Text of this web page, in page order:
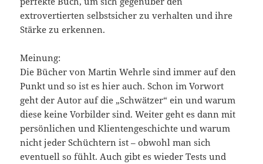
extrovertierten selbstsicher zu verhalten und ihre
Stärke zu erkennen.
Meinung:
Die Bücher von Martin Wehrle sind immer auf den
Punkt und so ist es hier auch. Schon im Vorwort
geht der Autor auf die „Schwätzer“ ein und warum
diese keine Vorbilder sind. Weiter geht es dann mit
persönlichen und Klientengeschichte und warum
nicht jeder Schüchtern ist – obwohl man sich
eventuell so fühlt. Auch gibt es wieder Tests und